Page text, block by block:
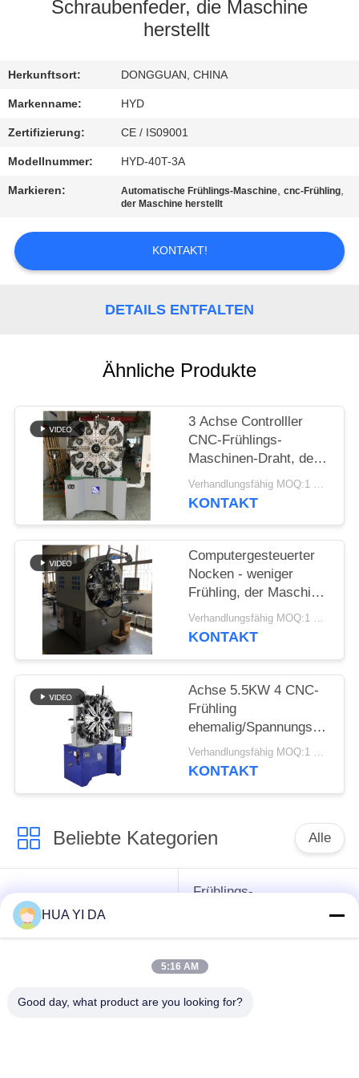
MIT
UNS
IN
VERBINDUNG
NACHRICHTEN
FORDERN
PRIVACY
POLICY
Schraubenfeder, die Maschine
herstellt
Herkunftsort: DONGGUAN, CHINA
Markenname: HYD
Zertifizierung: CE / IS09001
Modellnummer: HYD-40T-3A
Markieren: Automatische Frühlings-Maschine,cnc-Frühling,
der Maschine herstellt
KONTAKT!
DETAILS ENTFALTEN
Ähnliche Produkte
3 Achse Controlller
CNC-Frühlings-
Maschinen-Draht, der
Frühlings-Bieger-
Maschine bildet
Verhandlungsfähig MOQ:1 Satz
KONTAKT
Computergesteuerter
Nocken - weniger
Frühling, der Maschine
mit Draht-Dreh-12
Äxten bildet
Verhandlungsfähig MOQ:1 Satz
KONTAKT
Achse 5.5KW 4 CNC-
Frühling
ehemalig/Spannungs-
Drehungs-Frühling, der
Maschine herstellt
Verhandlungsfähig MOQ:1 Satz
KONTAKT
Beliebte Kategorien Alle
cnc-
Frühlingsmaschine
Frühlings-
Druckfeder-Maschine
Frühlings-
verbiegende
HUA YI DA
5:16 AM
Good day, what product are you looking for?